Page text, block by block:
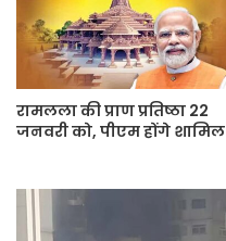
रामलला की प्राण प्रतिष्ठा 22
जनवरी को, पीएम होंगे शामिल